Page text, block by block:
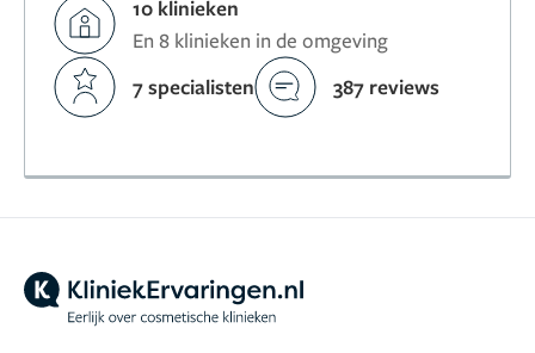
10 klinieken
En 8 klinieken in de omgeving
7 specialisten
387 reviews